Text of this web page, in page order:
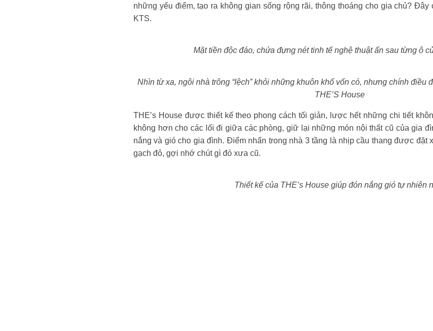
những yếu điểm, tạo ra không gian sống rộng rãi, thông thoáng cho gia chủ?
KTS.
Mặt tiền độc đáo, chứa đựng nét tinh tế nghệ thuật ẩn sau từng ô
Nhìn từ xa, ngôi nhà trông “lệch” khỏi những khuôn khổ vốn có, nhưng chính điều
THE’S House
THE’s House được thiết kế theo phong cách tối giản, lược hết những chi tiết
không hơn cho các lối đi giữa các phòng, giữ lại những món nội thất cũ của gia
nắng và gió cho gia đình. Điểm nhấn trong nhà 3 tầng là nhịp cầu thang được đặt
gạch đỏ, gợi nhớ chút gì đó xưa cũ.
Thiết kế của THE’s House giúp đón nắng gió tự nhiên